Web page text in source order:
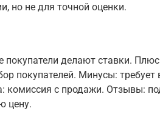
но не для точной оценки.
покупатели делают ставки.
покупателей. Минусы: требует
комиссия с продажи. Отзывы:
цену.